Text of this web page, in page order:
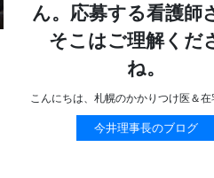
ん。応募する看護師
そこはご理解くだ
ね。
こんにちは、札幌のかかりつけ医＆在
今井理事長のブログ